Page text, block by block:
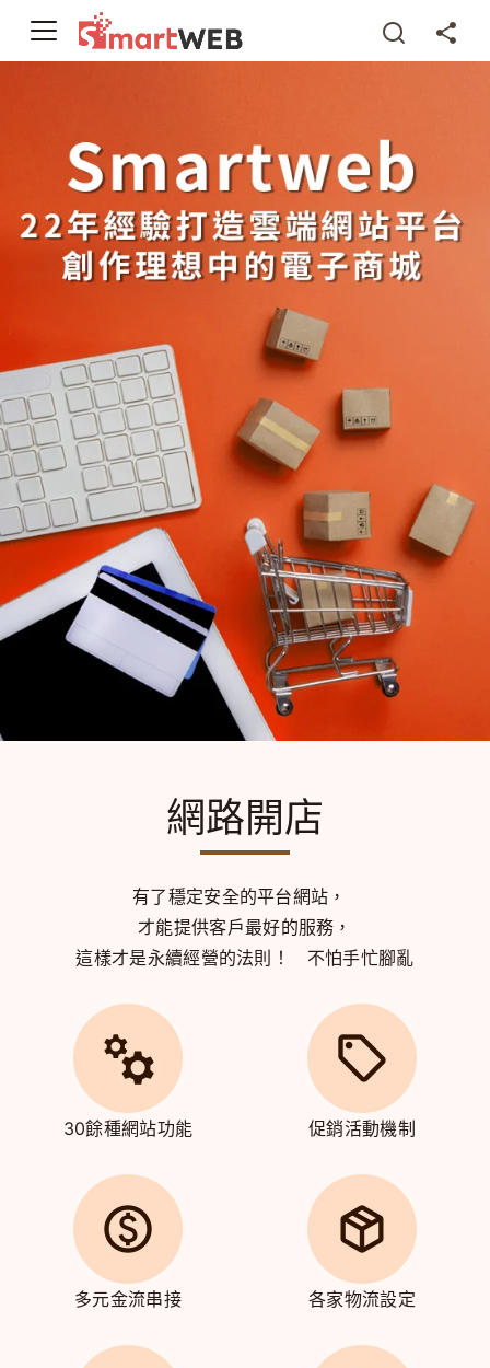
網路開店
有了穩定安全的平台網站，
才能提供客戶最好的服務，
這樣才是永續經營的法則！
不怕手忙腳亂
30餘種網站功能 促銷活動機制
多元金流串接 各家物流設定